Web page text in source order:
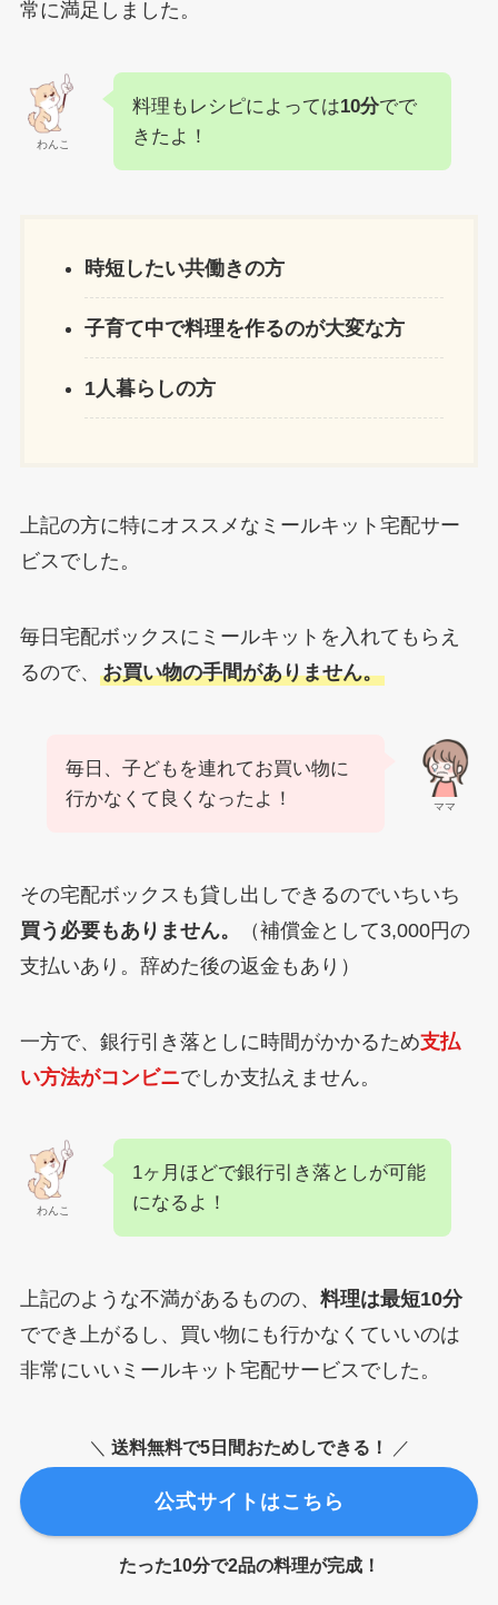
常に満足しました。
わんこ
料理もレシピによっては10分でで
きたよ！
時短したい共働きの方
子育て中で料理を作るのが大変な方
1人暮らしの方
上記の方に特にオススメなミールキット宅配サー
ビスでした。
毎日宅配ボックスにミールキットを入れてもらえ
るので、 お買い物の手間がありません。
ママ
毎日、子どもを連れてお買い物に
行かなくて良くなったよ！
その宅配ボックスも貸し出しできるのでいちいち
買う必要もありません。
（補償金として3,000円の
支払いあり。辞めた後の返金もあり）
一方で、銀行引き落としに時間がかかるため支払
い方法がコンビニでしか支払えません。
わんこ
1ヶ月ほどで銀行引き落としが可能
になるよ！
上記のような不満があるものの、 料理は最短10分
ででき上がるし、買い物にも行かなくていいのは
非常にいいミールキット宅配サービスでした。
＼ 送料無料で5日間おためしできる！ ／
公式サイトはこちら
たった10分で2品の料理が完成！